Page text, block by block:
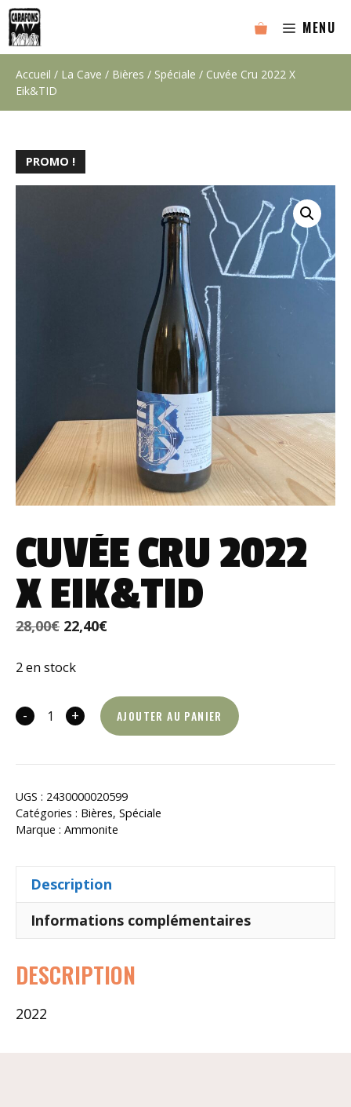
Aller
au
contenu
MENU
Accueil / La Cave / Bières / Spéciale / Cuvée Cru 2022 X
Eik&TID
PROMO !
CUVÉE CRU 2022
X EIK&TID
28,00€ Le
initial
28,00€.
22,40€Le
22,40€.
2 en stock
-
quantité
Cuvée
Cru
2022
X
+ AJOUTER AU PANIER
UGS : 2430000020599
Catégories : Bières, Spéciale
Marque : Ammonite
Description
Informations complémentaires
DESCRIPTION
2022